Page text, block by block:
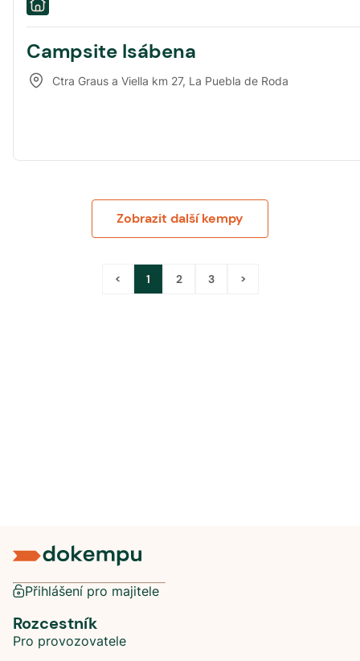
Campsite Isábena
Ctra Graus a Viella km 27, La Puebla de Roda
Zobrazit další kempy
< 1 2 3 >
Přihlášení pro majitele
Rozcestník
Pro provozovatele